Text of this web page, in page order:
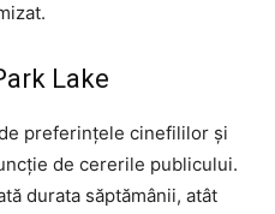
Lake
preferințele cinefililor și
de cererile publicului.
durata săptămânii, atât